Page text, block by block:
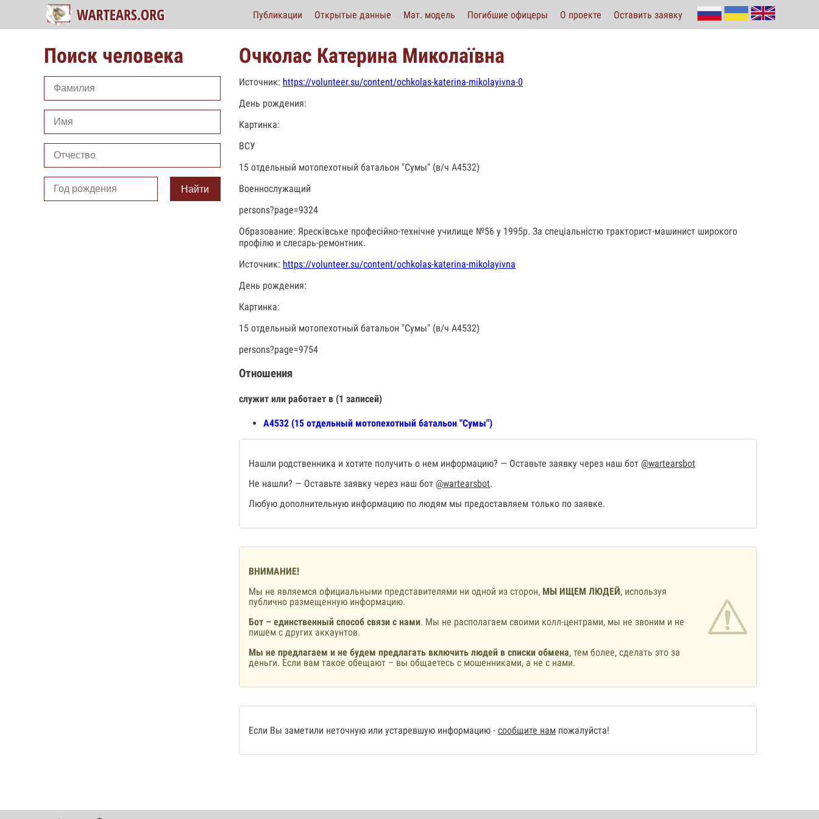
Публикации Открытые данные Мат. модель Погибшие офицеры О проекте Оставить заявку
Поиск человека
Найти
Очколас Катерина Миколаївна
Источник: https://volunteer.su/content/ochkolas-katerina-mikolayivna-0
День рождения:
Картинка:
ВСУ
15 отдельный мотопехотный батальон "Сумы" (в/ч А4532)
Военнослужащий
persons?page=9324
Образование: Яресківське професійно-технічне училище №56 у 1995р. За спеціальністю тракторист-машинист широкого
профілю и слесарь-ремонтник.
Источник: https://volunteer.su/content/ochkolas-katerina-mikolayivna
День рождения:
Картинка:
15 отдельный мотопехотный батальон "Сумы" (в/ч А4532)
persons?page=9754
Отношения
служит или работает в (1 записей)
А4532 (15 отдельный мотопехотный батальон "Сумы")
Нашли родственника и хотите получить о нем информацию? — Оставьте заявку через наш бот @wartearsbot
Не нашли? — Оставьте заявку через наш бот @wartearsbot.
Любую дополнительную информацию по людям мы предоставляем только по заявке.
ВНИМАНИЕ!
Мы не являемся официальными представителями ни одной из сторон, МЫ ИЩЕМ ЛЮДЕЙ, используя
публично размещенную информацию.
Бот – единственный способ связи с нами. Мы не располагаем своими колл-центрами, мы не звоним и не
пишем с других аккаунтов.
Мы не предлагаем и не будем предлагать включить людей в списки обмена, тем более, сделать это за
деньги. Если вам такое обещают – вы общаетесь с мошенниками, а не с нами.
Если Вы заметили неточную или устаревшую информацию - сообщите нам пожалуйста!